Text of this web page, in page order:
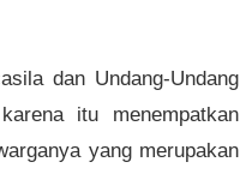
dan Undang-Undang
itu menempatkan
yang merupakan